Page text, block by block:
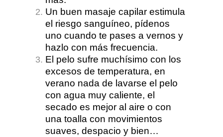
Un buen masaje capilar estimula
el riesgo sanguíneo, pídenos
uno cuando te pases a vernos y
hazlo con más frecuencia.
El pelo sufre muchísimo con los
excesos de temperatura, en
verano nada de lavarse el pelo
con agua muy caliente, el
secado es mejor al aire o con
una toalla con movimientos
suaves, despacio y bien…